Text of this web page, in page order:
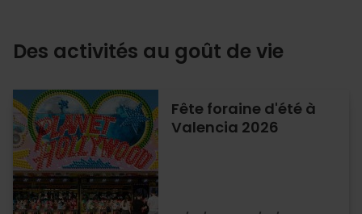
Des activités au goût de vie
Fête foraine d'été à
Valencia 2026